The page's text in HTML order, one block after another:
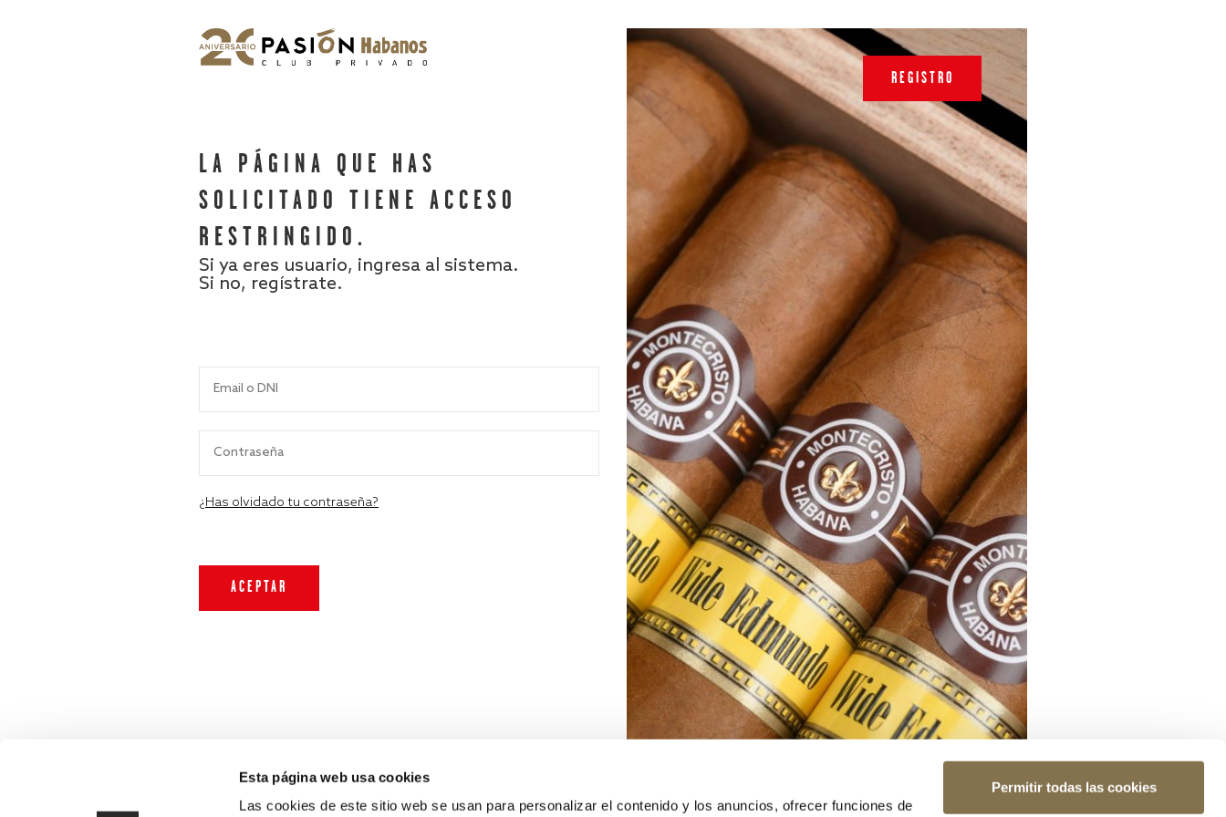
Esta página web usa cookies
Las cookies de este sitio web se usan para personalizar el contenido y los anuncios, ofrecer funciones de
Permitir todas las cookies
LA PÁGINA QUE HAS
SOLICITADO TIENE ACCESO
RESTRINGIDO.
Si ya eres usuario, ingresa al sistema.
Si no, regístrate.
¿Has olvidado tu contraseña?
REGISTRO